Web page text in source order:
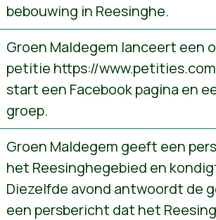
bebouwing in Reesinghe.
Groen Maldegem lanceert een
petitie https://
start een Facebook pagina en
groep.
Groen Maldegem geeft een
het Reesinghegebied en
Diezelfde avond antwoordt de
een persbericht dat het